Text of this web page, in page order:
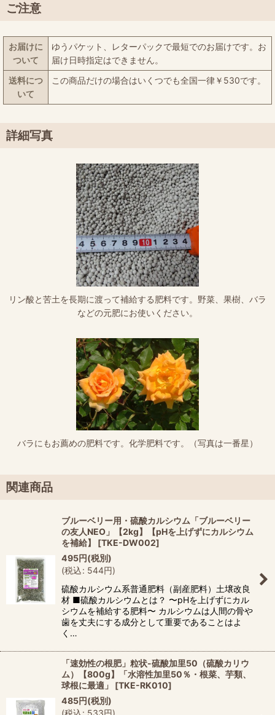
ご注意
お届けに
ついて
ゆうパケット、レターパックで最短でのお届けです。お
届け日時指定はできません。
送料につ
いて
この商品だけの場合はいくつでも全国一律￥530です。
詳細写真
リン酸と苦土を長期に渡って補給する肥料です。野菜、果樹、バラ
などの元肥にお使いください。
バラにもお薦めの肥料です。化学肥料です。（写真は一番星）
関連商品
ブルーベリー用・硫酸カルシウム「ブルーベリー
の友人NEO」【2kg】【pHを上げずにカルシウム
を補給】
[TKE-DW002]
495円(税別)
(税込: 544円)
硫酸カルシウム系普通肥料（副産肥料）土壌改良
材 ■硫酸カルシウムとは？ 〜pHを上げずにカル
シウムを補給する肥料〜 カルシウムは人間の骨や
歯を丈夫にする成分として重要であることはよ
く…
「速効性の根肥」粒状-硫酸加里50（硫酸カリウ
ム）【800g】「水溶性加里50％・根菜、芋類、
球根に最適」
[TKE-RK010]
485円(税別)
(税込: 533円)